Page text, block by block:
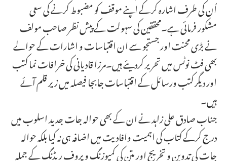
اُن کی طرف اشارہ کرکے اپنے موقف کو مضبوط کرنے کی سعی
مشکور فرمائی ہے۔محققین کی سہولت کے پیش نظر صاحب مولف
نے بڑی محنت اور جستجو سے ان اقتباسات و اشارات کے حوالے
بھی فٹ نوٹس میں تحریر کردیئے ہیں۔مرزا قادیانی کی خرافات نما کتب
اور دیگر کتب ورسائل کے اقتباسات جابجا فیصلہ میں زیر قلم آئے
ہیں۔
جناب صادق علی زاہد نے ان کے بھی حوالہ جات جدید اسلوب میں
درج کرکے کتاب کی اہمیت وافادیت میں اضافہ ہی نہ کیا بلکہ حوالہ
جات کی تدوین و تخریج اور متن کی کمپوزنگ و پروف ریڈنگ کے جملہ